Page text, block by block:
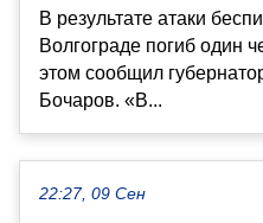
В результате атаки
Волгограде погиб один
этом сообщил
Бочаров. «В...
22:27, 09 Сен